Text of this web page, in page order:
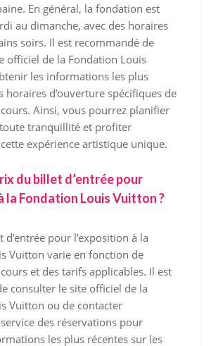
En général, la fondation est
au dimanche, avec des horaires
soirs. Il est recommandé de
officiel de la Fondation Louis
les informations les plus
horaires d’ouverture spécifiques de
cours. Ainsi, vous pourrez planifier
tranquillité et profiter
expérience artistique unique.
du billet d’entrée pour
la Fondation Louis Vuitton ?
pour l’exposition à la
Vuitton varie en fonction de
et des tarifs applicables. Il est
consulter le site officiel de la
Vuitton ou de contacter
des réservations pour
les plus récentes sur les